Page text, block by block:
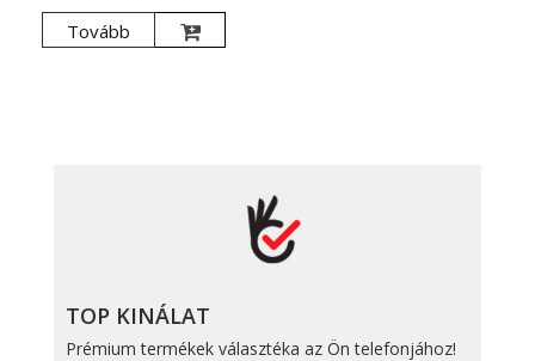
Tovább
TOP KINÁLAT
Prémium termékek választéka az Ön telefonjához!